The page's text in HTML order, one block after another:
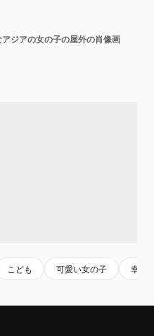
ジアの女の子の屋外の肖像画
こども 可愛い女の子 幸福